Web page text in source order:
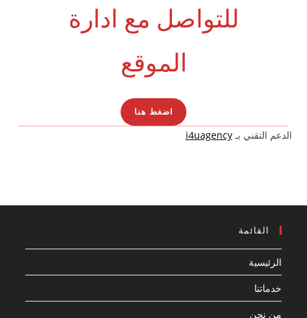
للتواصل مع ادارة
الموقع
اضغط هنا
الدعم التقني بـi4uagency
القائمة
الرئيسية
خدماتنا
من نحن